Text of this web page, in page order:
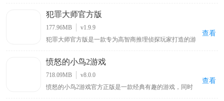
物，放置方块，制作工具和武器来生存和生活，并挑战不
同的敌对生物。另外，我的世界移动版手游最新版中为了
让大家的可玩性不在单一，开放了生存模式和上帝模式两
种模式，这两种模式都有着自己的特色之处和不同的游戏
宝藏，打猎获取食物，开创通往异世界的大门，召唤神话
远古巨龙等。
犯罪大师官方版
177.96MB
v1.9.9
犯罪大师官方版是一款专为高智商推理侦探玩家打造的游
一位置，游戏内有超多真实案件，还支持多人合作共同解
谜
查看
愤怒的小鸟2游戏
718.09MB
v8.0.0
愤怒的小鸟2游戏官方正版是一款经典有趣的游戏，同时
查看